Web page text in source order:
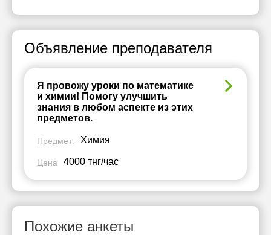
Объявление преподавателя
Я провожу уроки по математике
и химии! Помогу улучшить
знания в любом аспекте из этих
предметов.
Предмет: Химия
Цена 4000 тнг/час
Похожие анкеты